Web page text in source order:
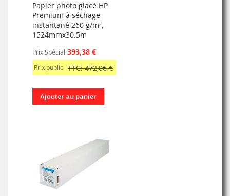
Papier photo glacé HP
Premium à séchage
instantané 260 g/m²,
1524mmx30.5m
Prix Spécial 393,38 €
Prix public TTC: 472,06 €
Ajouter au panier